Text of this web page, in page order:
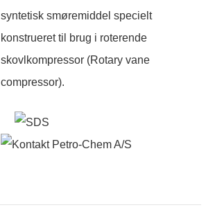
syntetisk smøremiddel specielt
konstrueret til brug i roterende
skovlkompressor (Rotary vane
compressor).